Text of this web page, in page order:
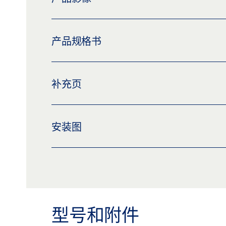
下载 (PNG)
产品规格书
预览
补充页
预览
安装图
型号和附件